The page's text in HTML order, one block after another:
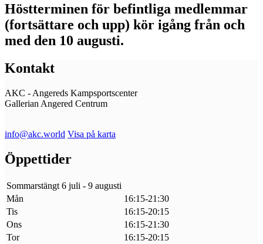
Höstterminen för befintliga medlemmar
(fortsättare och upp) kör igång från och
med den 10 augusti.
Kontakt
AKC - Angereds Kampsportscenter
Gallerian Angered Centrum
info@akc.world Visa på karta
Öppettider
Sommarstängt 6 juli - 9 augusti
Mån
16:15-21:30
Tis
16:15-20:15
Ons
16:15-21:30
Tor
16:15-20:15